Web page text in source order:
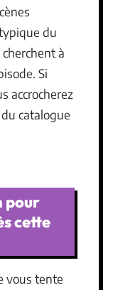
du
à
Si
accrocherez
catalogue
pour
cette
vous tente